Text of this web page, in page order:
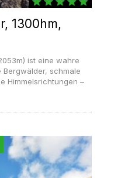
1300hm,
ist eine wahre
schmale
Himmelsrichtungen –